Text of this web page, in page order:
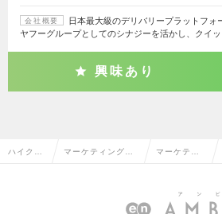
会社概要
日本最大級のデリバリープラットフォ
ヤフーグループとしてのシナジーを活かし、クイ
興味あり
ハイクラ マーケティング・ マーケティ
企画